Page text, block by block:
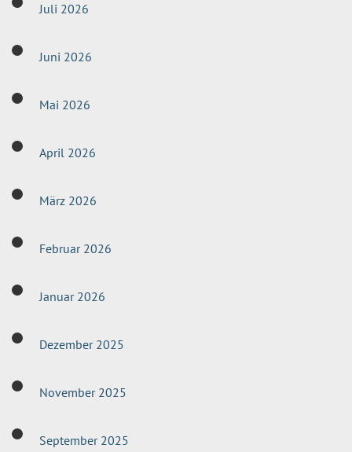
Juli 2026
Juni 2026
Mai 2026
April 2026
März 2026
Februar 2026
Januar 2026
Dezember 2025
November 2025
September 2025